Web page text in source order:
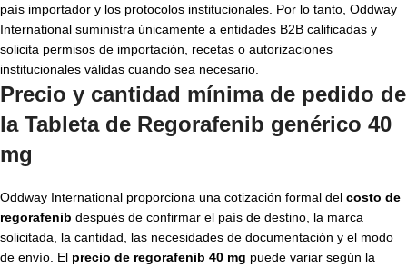
país importador y los protocolos institucionales. Por lo tanto, Oddway
International suministra únicamente a entidades B2B calificadas y
solicita permisos de importación, recetas o autorizaciones
institucionales válidas cuando sea necesario.
Precio y cantidad mínima de pedido de
la Tableta de Regorafenib genérico 40
mg
Oddway International proporciona una cotización formal del costo de
regorafenib después de confirmar el país de destino, la marca
solicitada, la cantidad, las necesidades de documentación y el modo
de envío. El precio de regorafenib 40 mg puede variar según la